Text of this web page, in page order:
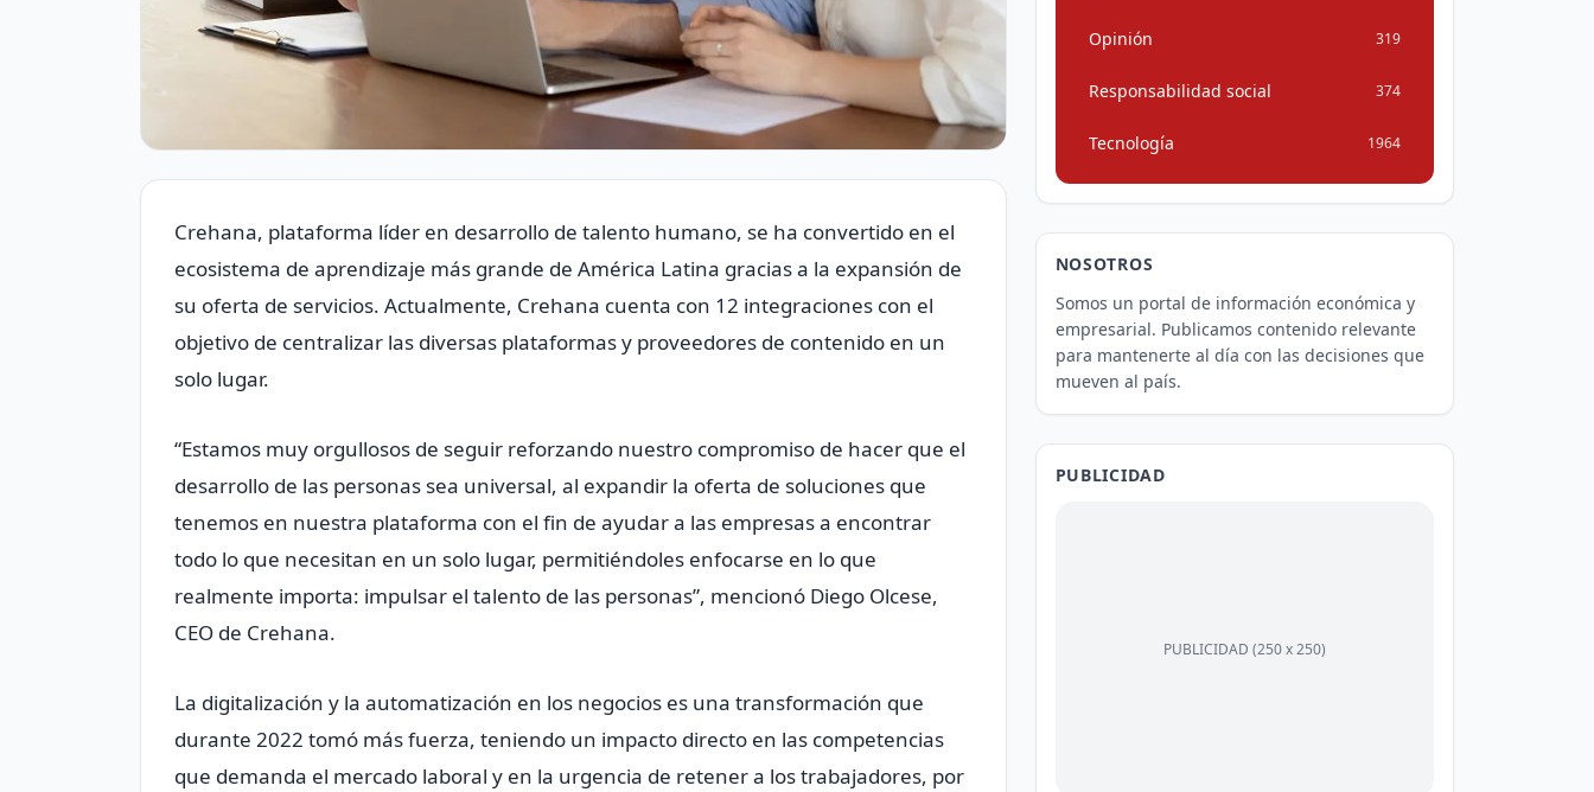
Crehana, plataforma líder en desarrollo de talento humano, se ha convertido en el
ecosistema de aprendizaje más grande de América Latina gracias a la expansión de
su oferta de servicios. Actualmente, Crehana cuenta con 12 integraciones con el
objetivo de centralizar las diversas plataformas y proveedores de contenido en un
solo lugar.
“Estamos muy orgullosos de seguir reforzando nuestro compromiso de hacer que el
desarrollo de las personas sea universal, al expandir la oferta de soluciones que
tenemos en nuestra plataforma con el fin de ayudar a las empresas a encontrar
todo lo que necesitan en un solo lugar, permitiéndoles enfocarse en lo que
realmente importa: impulsar el talento de las personas”, mencionó Diego Olcese,
CEO de Crehana.
La digitalización y la automatización en los negocios es una transformación que
durante 2022 tomó más fuerza, teniendo un impacto directo en las competencias
que demanda el mercado laboral y en la urgencia de retener a los trabajadores, por
Opinión 319
Responsabilidad social 374
Tecnología 1964
NOSOTROS
Somos un portal de información económica y
empresarial. Publicamos contenido relevante
para mantenerte al día con las decisiones que
mueven al país.
PUBLICIDAD
PUBLICIDAD (250 x 250)